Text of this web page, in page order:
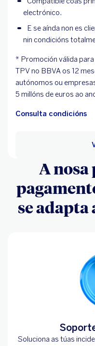
electrónico.
E se aínda non es
nin condicións
* Promoción válida
TPV no BBVA os 12
autónomos ou
5 millóns de euros ao
Consulta condicións
A nosa
se adapta
Soluciona as túas